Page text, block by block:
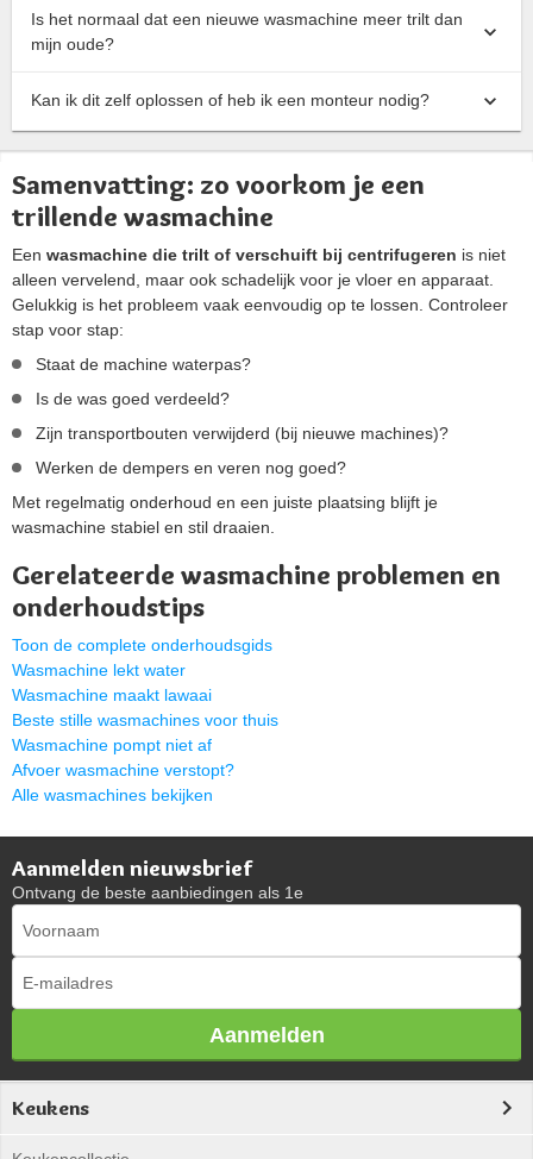
Is het normaal dat een nieuwe wasmachine meer trilt dan
mijn oude?
Kan ik dit zelf oplossen of heb ik een monteur nodig?
Samenvatting: zo voorkom je een
trillende wasmachine
Een wasmachine die trilt of verschuift bij centrifugeren is niet
alleen vervelend, maar ook schadelijk voor je vloer en apparaat.
Gelukkig is het probleem vaak eenvoudig op te lossen. Controleer
stap voor stap:
Staat de machine waterpas?
Is de was goed verdeeld?
Zijn transportbouten verwijderd (bij nieuwe machines)?
Werken de dempers en veren nog goed?
Met regelmatig onderhoud en een juiste plaatsing blijft je
wasmachine stabiel en stil draaien.
Gerelateerde wasmachine problemen en
onderhoudstips
Toon de complete onderhoudsgids
Wasmachine lekt water
Wasmachine maakt lawaai
Beste stille wasmachines voor thuis
Wasmachine pompt niet af
Afvoer wasmachine verstopt?
Alle wasmachines bekijken
Aanmelden nieuwsbrief
Ontvang de beste aanbiedingen als 1e
Aanmelden
Keukens